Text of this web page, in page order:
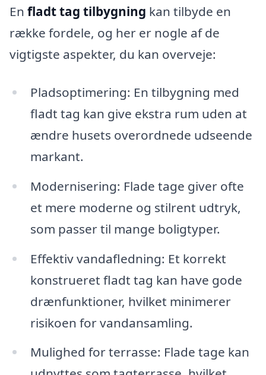
En fladt tag tilbygning kan tilbyde en
række fordele, og her er nogle af de
vigtigste aspekter, du kan overveje:
Pladsoptimering: En tilbygning med
fladt tag kan give ekstra rum uden at
ændre husets overordnede udseende
markant.
Modernisering: Flade tage giver ofte
et mere moderne og stilrent udtryk,
som passer til mange boligtyper.
Effektiv vandafledning: Et korrekt
konstrueret fladt tag kan have gode
drænfunktioner, hvilket minimerer
risikoen for vandansamling.
Mulighed for terrasse: Flade tage kan